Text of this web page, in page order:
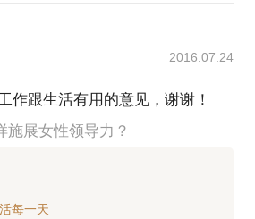
2016.07.24
作跟生活有用的意见，谢谢！
施展女性领导力？